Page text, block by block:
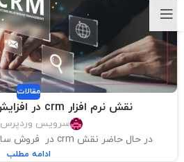
مقالات
نقش نرم افزار crm در افزایش فروش سازمان
سرویس وردپرس
در حال حاضر نقش crm در فروش سازمان بر کسی پوشیده...
ادامه مطلب